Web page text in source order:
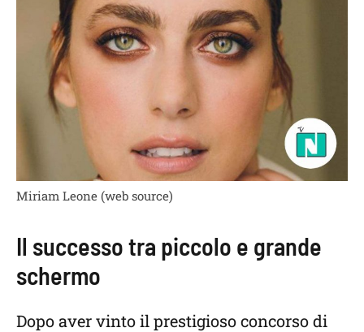
Miriam Leone (web source)
Il successo tra piccolo e grande
schermo
Dopo aver vinto il prestigioso concorso di